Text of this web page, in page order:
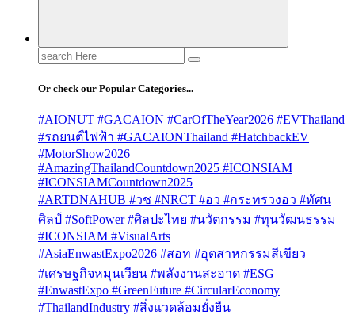
Search
for:
Or check our Popular Categories...
#AIONUT #GACAION #CarOfTheYear2026 #EVThailand
#รถยนต์ไฟฟ้า #GACAIONThailand #HatchbackEV
#MotorShow2026
#AmazingThailandCountdown2025 #ICONSIAM
#ICONSIAMCountdown2025
#ARTDNAHUB #วช #NRCT #อว #กระทรวงอว #ทัศน
ศิลป์ #SoftPower #ศิลปะไทย #นวัตกรรม #ทุนวัฒนธรรม
#ICONSIAM #VisualArts
#AsiaEnwastExpo2026 #สอท #อุตสาหกรรมสีเขียว
#เศรษฐกิจหมุนเวียน #พลังงานสะอาด #ESG
#EnwastExpo #GreenFuture #CircularEconomy
#ThailandIndustry #สิ่งแวดล้อมยั่งยืน